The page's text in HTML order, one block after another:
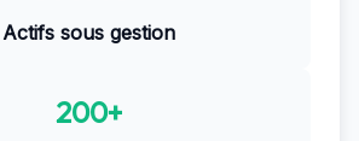
Actifs sous gestion
200+